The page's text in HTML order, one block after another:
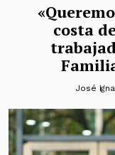
costa
José